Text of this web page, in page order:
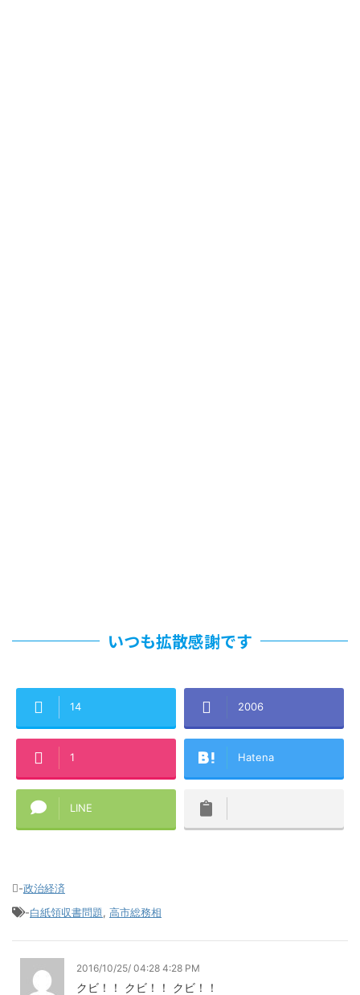
いつも拡散感謝です
14 2006
1 Hatena
LINE
-政治経済
-白紙領収書問題, 高市総務相
2016/10/25/ 04:28 4:28 PM
クビ！！ クビ！！ クビ！！